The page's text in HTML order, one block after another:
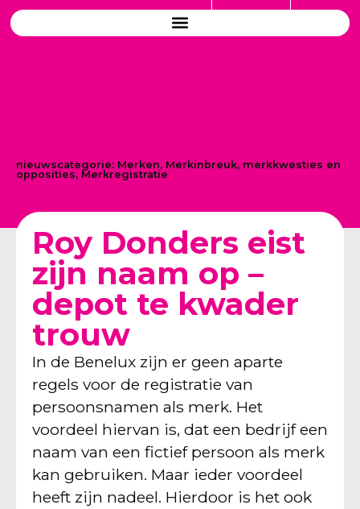
nieuwscategorie: Merken, Merkinbreuk, merkkwesties en
opposities, Merkregistratie
Roy Donders eist
zijn naam op –
depot te kwader
trouw
In de Benelux zijn er geen aparte
regels voor de registratie van
persoonsnamen als merk. Het
voordeel hiervan is, dat een bedrijf een
naam van een fictief persoon als merk
kan gebruiken. Maar ieder voordeel
heeft zijn nadeel. Hierdoor is het ook